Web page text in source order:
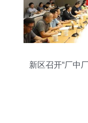
新区召开“厂中